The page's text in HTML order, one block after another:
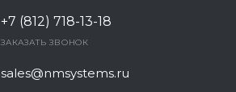
+7 (812) 718-13-18
ЗАКАЗАТЬ ЗВОНОК
sales@nmsystems.ru